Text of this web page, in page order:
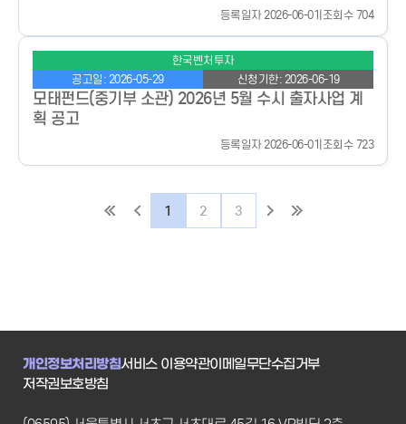
등록일자 2026-06-01 조회수 704
한국벤처투자
공고일: 2026-05-29
신청기한: 2026-06-19
모태펀드(중기부 소관) 2026년 5월 수시 출자사업 계
획 공고
등록일자 2026-06-01 조회수 723
1 2 3
개인정보처리방침서비스 이용약관이메일무단수집거부
저작권보호방침